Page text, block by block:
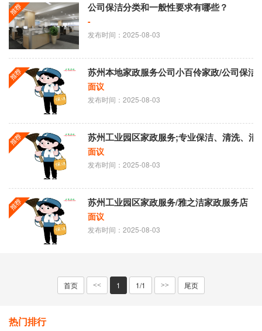
公司保洁分类和一般性要求有哪些？
-
发布时间：2025-08-03
苏州本地家政服务公司小百伶家政/公司保洁
面议
发布时间：2025-08-03
苏州工业园区家政服务;专业保洁、清洗、消
面议
发布时间：2025-08-03
​苏州工业园区家政服务/雅之洁家政服务店
面议
发布时间：2025-08-03
首页 << 1 1/1 >> 尾页
热门排行